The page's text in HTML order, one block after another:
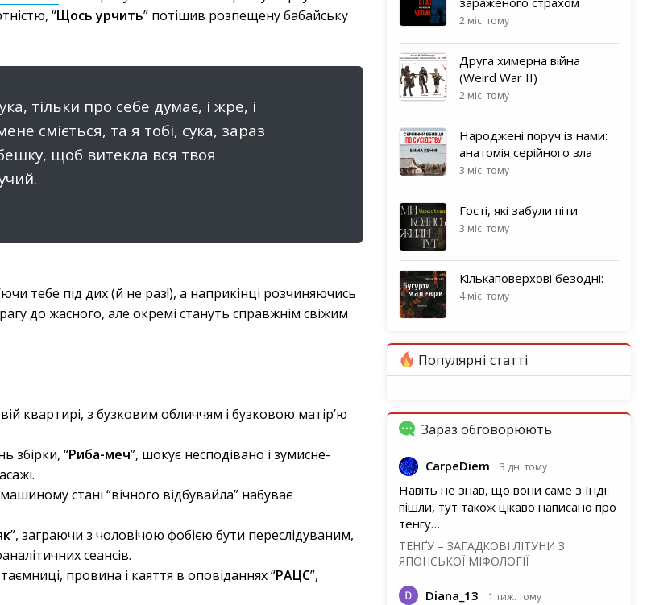
“Щось урчить” потішив розпещену бабайську
тільки про себе думає, і жре, і
сміється, та я тобі, сука, зараз
щоб витекла вся твоя
тебе під дих (й не раз!), а наприкінці розчиняючись
до жасного, але окремі стануть справжнім свіжим
квартирі, з бузковим обличчям і бузковою матір’ю
збірки, “Риба-меч”, шокує несподівано і зумисне-
стані “вічного відбувайла” набуває
”, заграючи з чоловічою фобією бути переслідуваним,
сеансів.
провина і каяття в оповіданнях “РАЦС”,
2 міс. тому
Друга химерна війна
(Weird War II)
2 міс. тому
Народжені поруч із нами:
анатомія серійного зла
3 міс. тому
Гості, які забули піти
3 міс. тому
Кількаповерхові безодні:
4 міс. тому
Популярні статті
Зараз обговорюють
CarpeDiem 3 дн. тому
Навіть не знав, що вони саме з Індії
пішли, тут також цікаво написано про
тенгу…
ТЕНҐУ – ЗАГАДКОВІ ЛІТУНИ З
ЯПОНСЬКОЇ МІФОЛОГІЇ
Diana_13 1 тиж. тому